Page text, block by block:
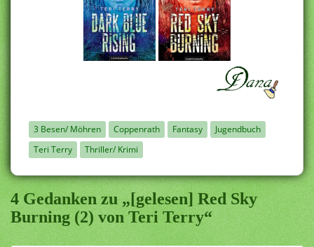
3 Besen/ Möhren Coppenrath Fantasy
Jugendbuch
Teri Terry
Thriller/ Krimi
4 Gedanken zu „[gelesen] Red Sky
Burning (2) von Teri Terry“